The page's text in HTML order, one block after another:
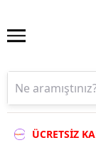
ÜCRETSİZ